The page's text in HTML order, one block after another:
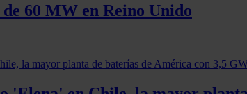
60 MW en Reino Unido